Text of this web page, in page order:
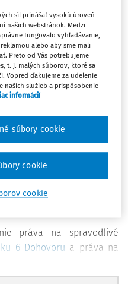
ktorý sa narodil v
manažmentu jeho
ktorého práve ukončil
ktorý bol stále v
prezradené aj
na neho podal žalobu za
sústava Arménska
tom čase monopolným
práva na spravodlivé
6 Dohovoru a práva na
síl prinášať vysokú úroveň
našich webstránok. Medzi
fungovalo vyhľadávanie,
alebo aby sme mali
Preto od Vás potrebujeme
t. j. malých súborov, ktoré sa
Vopred ďakujeme za udelenie
našich služieb a prispôsobenie
informácií
cookie
súbory cookie
cookie